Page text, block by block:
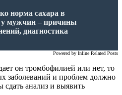
норма сахара в
у мужчин – причины
диагностика
Powered by Inline Related Posts
он тромбофилией или нет, то
заболеваний и проблем должно
сдать анализ и выявить